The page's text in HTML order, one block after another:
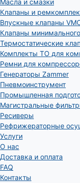
Масла и смазки
Клапаны и
Впускные клапаны
Клапаны
Термостатические
Комплекты ТО для
Ремни для
Генераторы Zammer
Пневмоинструмент
Промышленная
Магистральные
Ресиверы
Рефрижераторные
Услуги
О нас
Доставка и оплата
FAQ
Контакты